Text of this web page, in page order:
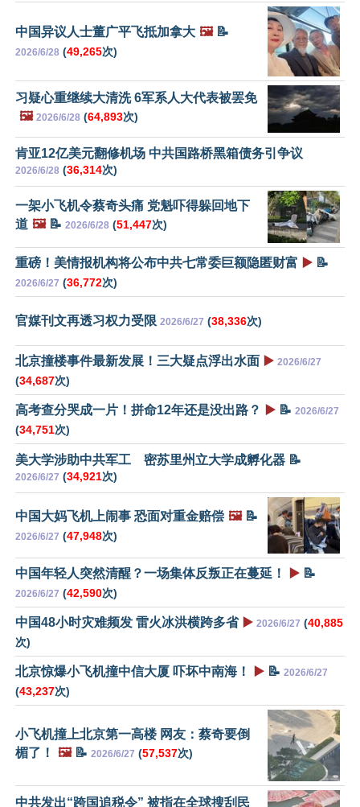
中国异议人士董广平飞抵加拿大 🖼️📝
2026/6/28 (49,265次)
习疑心重继续大清洗 6军系人大代表被罢免
🖼️ 2026/6/28 (64,893次)
肯亚12亿美元翻修机场 中共国路桥黑箱债务引争议
2026/6/28 (36,314次)
一架小飞机令蔡奇头痛 党魁吓得躲回地下
道 🖼️📝 2026/6/28 (51,447次)
重磅！美情报机构将公布中共七常委巨额隐匿财富 ▶️ 📝
2026/6/27 (36,772次)
官媒刊文再透习权力受限 2026/6/27 (38,336次)
北京撞楼事件最新发展！三大疑点浮出水面 ▶️ 2026/6/27
(34,687次)
高考查分哭成一片！拼命12年还是没出路？ ▶️ 📝 2026/6/27
(34,751次)
美大学涉助中共军工 密苏里州立大学成孵化器 📝
2026/6/27 (34,921次)
中国大妈飞机上闹事 恐面对重金赔偿 🖼️📝
2026/6/27 (47,948次)
中国年轻人突然清醒？一场集体反叛正在蔓延！ ▶️ 📝
2026/6/27 (42,590次)
中国48小时灾难频发 雷火冰洪横跨多省 ▶️ 2026/6/27 (40,885
次)
北京惊爆小飞机撞中信大厦 吓坏中南海！ ▶️ 📝 2026/6/27
(43,237次)
小飞机撞上北京第一高楼 网友：蔡奇要倒
楣了！
🖼️📝 2026/6/27 (57,537次)
中共发出“跨国追税令” 被指在全球搜刮民